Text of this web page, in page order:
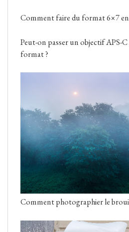
Comment faire du format 6×7
Peut-on passer un objectif APS-
format ?
Comment photographier le